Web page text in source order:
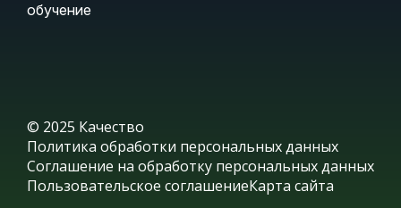
обучение
© 2025 Качество
Политика обработки персональных данных
Соглашение на обработку персональных данных
Пользовательское соглашениеКарта сайта